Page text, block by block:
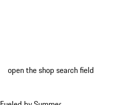
open the shop search field